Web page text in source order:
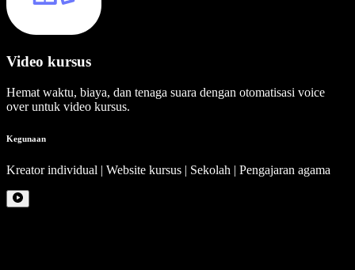
Video kursus
Hemat waktu, biaya, dan tenaga suara dengan otomatisasi voice
over untuk video kursus.
Kegunaan
Kreator individual | Website kursus | Sekolah | Pengajaran agama